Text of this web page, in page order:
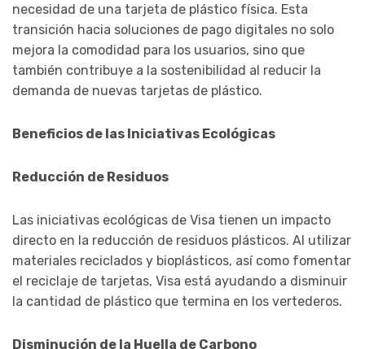
necesidad de una tarjeta de plástico física. Esta
transición hacia soluciones de pago digitales no solo
mejora la comodidad para los usuarios, sino que
también contribuye a la sostenibilidad al reducir la
demanda de nuevas tarjetas de plástico.
Beneficios de las Iniciativas Ecológicas
Reducción de Residuos
Las iniciativas ecológicas de Visa tienen un impacto
directo en la reducción de residuos plásticos. Al utilizar
materiales reciclados y bioplásticos, así como fomentar
el reciclaje de tarjetas, Visa está ayudando a disminuir
la cantidad de plástico que termina en los vertederos.
Disminución de la Huella de Carbono